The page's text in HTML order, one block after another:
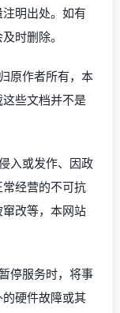
明出处。如有
时删除。
原作者所有，本
些文档并不是
入或发作、因政
经营的不可抗
改等，本网站
停服务时，将事
硬件故障或其